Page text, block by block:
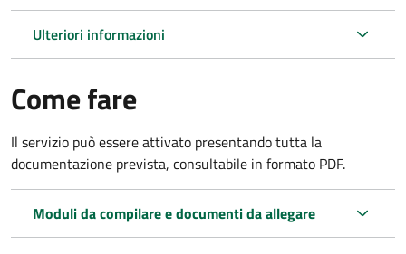
Ulteriori informazioni
Come fare
Il servizio può essere attivato presentando tutta la
documentazione prevista, consultabile in formato PDF.
Moduli da compilare e documenti da allegare